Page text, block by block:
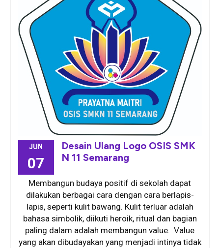
JUN
07
Desain Ulang Logo OSIS SMK
N 11 Semarang
Membangun budaya positif di sekolah dapat
dilakukan berbagai cara dengan cara berlapis-
lapis, seperti kulit bawang. Kulit terluar adalah
bahasa simbolik, diikuti heroik, ritual dan bagian
paling dalam adalah membangun value. Value
yang akan dibudayakan yang menjadi intinya tidak